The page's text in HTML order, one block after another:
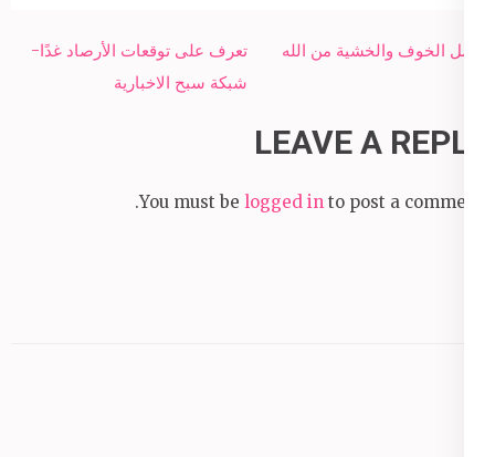
Post
تعرف على توقعات الأرصاد غدًا-
شبكة سبح الاخبارية
فضل الخوف والخشية من الله
LEAVE A REPLY
You must be logged in to post a comment.